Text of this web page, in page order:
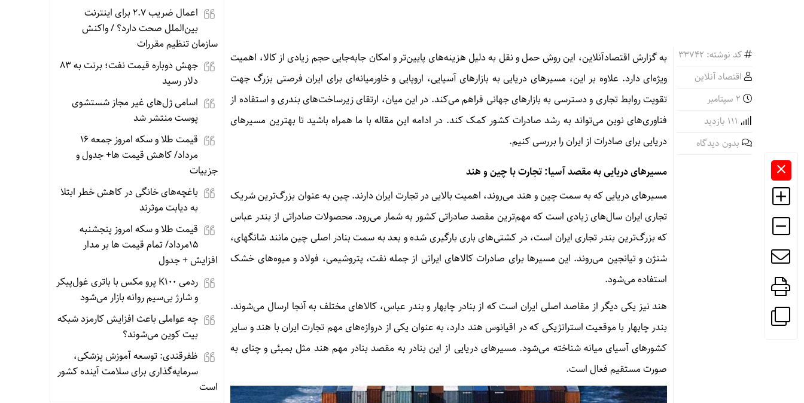
کد نوشته: 33742
اقتصاد آنلاین
بدون دیدگاه
به گزارش اقتصادآنلاین، این روش حمل و نقل به دلیل هزینه‌های پایین‌تر و امکان جابه‌جایی حجم زیادی از کالا، اهمیت
ویژه‌ای دارد. علاوه بر این، مسیرهای دریایی به بازارهای آسیایی، اروپایی و خاورمیانه‌ای برای ایران فرصتی بزرگ جهت
تقویت روابط تجاری و دسترسی به بازارهای جهانی فراهم می‌کند. در این میان، ارتقای زیرساخت‌های بندری و استفاده از
فناوری‌های نوین می‌تواند به رشد صادرات کشور کمک کند. در ادامه این مقاله با ما همراه باشید تا بهترین مسیرهای
دریایی برای صادرات از ایران را بررسی کنیم.
مسیرهای دریایی به مقصد آسیا:تجارت با چین و هند
مسیرهای دریایی که به سمت چین و هند می‌روند، اهمیت بالایی در تجارت ایران دارند.چین به عنوان بزرگ‌ترین شریک
تجاری ایران سال‌های زیادی است که مهم‌ترین مقصد صادراتی کشور به شمار می‌رود. محصولات صادراتی از بندر عباس
که بزرگ‌ترین بندر تجاری ایران است، در کشتی‌های باری بارگیری شده و بعد به سمت بنادر اصلی چین مانند شانگهای،
شنژن و تیانجین می‌روند. این مسیرها برای صادرات کالاهای ایرانی از جمله نفت، پتروشیمی، فولاد و میوه‌های خشک
استفاده می‌شود.
هند نیز یکی دیگر از مقاصد اصلی ایران است که از بنادر چابهار و بندر عباس، کالاهای مختلف به آنجا ارسال می‌شوند.
بندر چابهار با موقعیت استراتژیکی که در اقیانوس هند دارد، به عنوان یکی از دروازه‌های مهم تجارت ایران با هند و سایر
کشورهای آسیای میانه شناخته می‌شود. مسیرهای دریایی از این بنادر به مقصد بنادر مهم هند مثل بمبئی و چنای به
صورت مستقیم فعال است.
اعمال ضریب ۲.۷ برای اینترنت
بین‌الملل صحت دارد؟ / واکنش
سازمان تنظیم مقررات
جهش دوباره قیمت نفت؛ برنت به ۸۳
دلار رسید
اسامی ژل‌های غیر مجاز شستشوی
پوست منتشر شد
قیمت طلا و سکه امروز جمعه ۱۶
مرداد/ کاهش قیمت ها+ جدول و
جزییات
باغچه‌های خانگی در کاهش خطر ابتلا
به دیابت موثرند
قیمت طلا و سکه امروز پنجشنبه
15مرداد/ تمام قیمت ها بر مدار
افزایش + جدول
ردمی K100 پرو مکس با باتری غول‌پیکر
و شارژ بی‌سیم روانه بازار می‌شود
چه عواملی باعث افزایش کارمزد شبکه
بیت کوین می‌شوند؟
ظفرقندی: توسعه آموزش پزشکی،
سرمایه‌گذاری برای سلامت آینده کشور
است